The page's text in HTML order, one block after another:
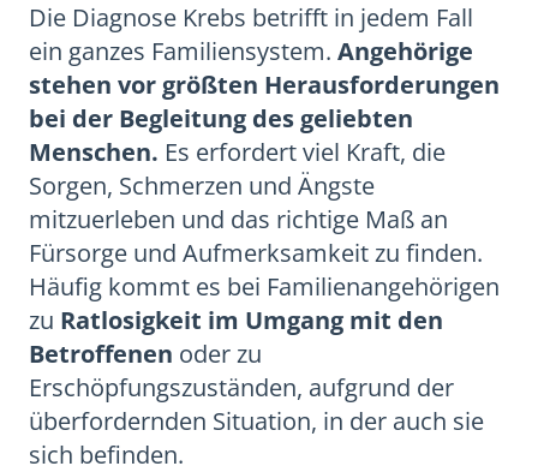
Die Diagnose Krebs betrifft in jedem Fall
ein ganzes Familiensystem. Angehörige
stehen vor größten Herausforderungen
bei der Begleitung des geliebten
Menschen. Es erfordert viel Kraft, die
Sorgen, Schmerzen und Ängste
mitzuerleben und das richtige Maß an
Fürsorge und Aufmerksamkeit zu finden.
Häufig kommt es bei Familienangehörigen
zu Ratlosigkeit im Umgang mit den
Betroffenen oder zu
Erschöpfungszuständen, aufgrund der
überfordernden Situation, in der auch sie
sich befinden.